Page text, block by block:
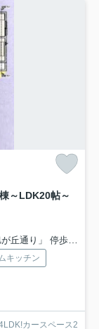
～LDK20帖～
通り」 停歩10分
キッチン
カースペース2